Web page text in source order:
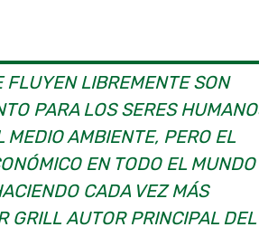
FLUYEN LIBREMENTE SON
PARA LOS SERES
MEDIO AMBIENTE, PERO EL
EN TODO EL MUNDO
CADA VEZ MÁS
GRILL AUTOR PRINCIPAL DEL